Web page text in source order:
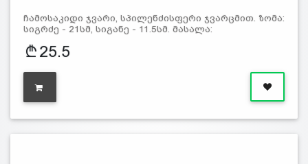
ჩამოსაკიდი ჯვარი, სპილენძისფერი ჯვარცმით. ზომა:
სიგრძე - 21სმ, სიგანე - 11.5სმ. მასალა:
25.5